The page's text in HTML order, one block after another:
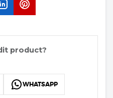
product?
WHATSAPP